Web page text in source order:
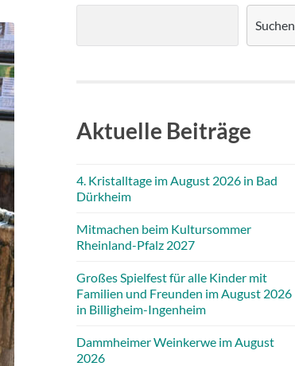
Suchen
Aktuelle Beiträge
4. Kristalltage im August 2026 in Bad
Dürkheim
Mitmachen beim Kultursommer
Rheinland-Pfalz 2027
Großes Spielfest für alle Kinder mit
Familien und Freunden im August 2026
in Billigheim-Ingenheim
Dammheimer Weinkerwe im August
2026